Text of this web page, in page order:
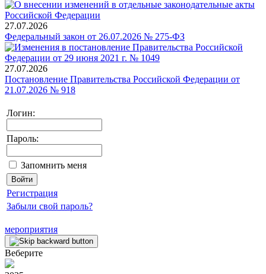
27.07.2026
Федеральный закон от 26.07.2026 № 275-ФЗ
27.07.2026
Постановление Правительства Российской Федерации от
21.07.2026 № 918
Логин:
Пароль:
Запомнить меня
Регистрация
Забыли свой пароль?
мероприятия
Веберите